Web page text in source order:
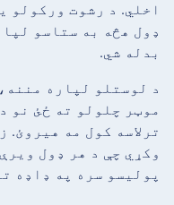
اخلي. د رشوت ورکولو
ډول هڅه به ستاسو
بدله شي.
د لوستلو لپاره
موټر چلولو ته ځئ نو
وکړي چې د هر ډول
پولیسو سره په ډاډه